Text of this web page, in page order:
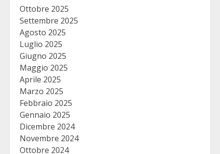
Ottobre 2025
Settembre 2025
Agosto 2025
Luglio 2025
Giugno 2025
Maggio 2025
Aprile 2025
Marzo 2025
Febbraio 2025
Gennaio 2025
Dicembre 2024
Novembre 2024
Ottobre 2024